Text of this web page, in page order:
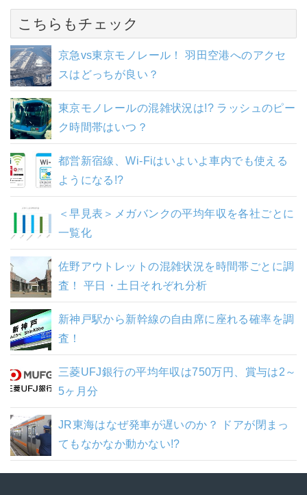
こちらもチェック
京急vs東京モノレール！ 羽田空港へのアクセ
スはどっちが良い？
東京モノレールの混雑状況は!? ラッシュのピー
ク時間帯はいつ？
都営新宿線、Wi-Fiはいよいよ車内でも使える
ようになる!?
＜早見表＞メガバンクの平均年収を各社ごとに
一覧化
佐野アウトレットの混雑状況を時間帯ごとに調
査！ 平日・土日それぞれ分析
新神戸駅から新幹線の自由席に座れる確率を調
査！
三菱UFJ銀行の平均年収は750万円、賞与は2～
5ヶ月分
JR東海はなぜ発車が遅いのか？ ドアが閉まっ
てもなかなか動かない!?